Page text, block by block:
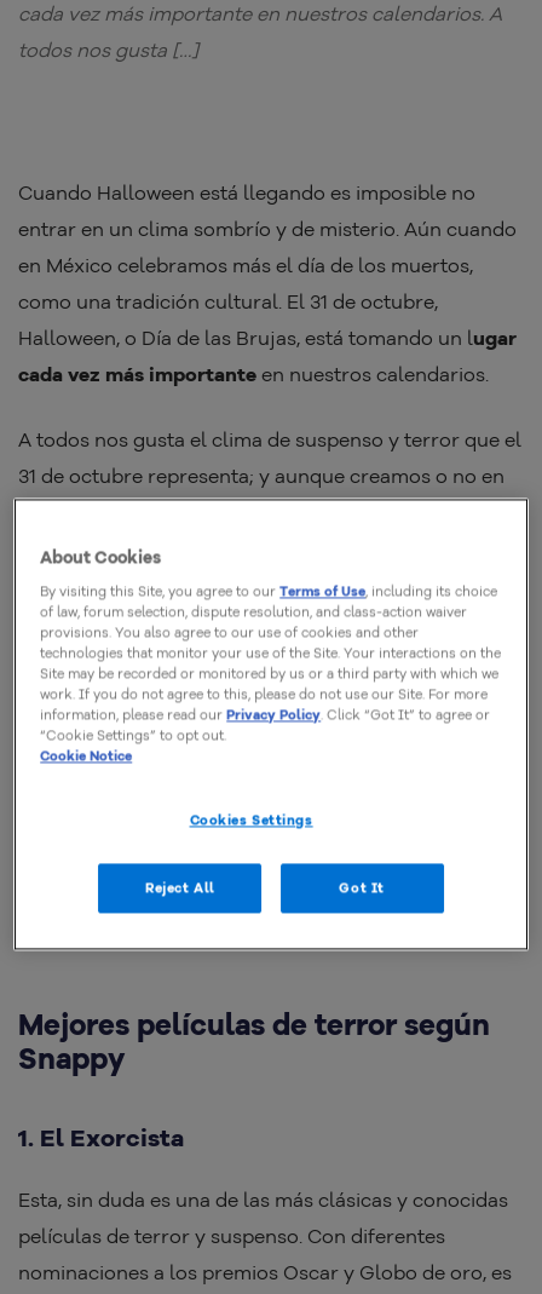
cada vez más importante en nuestros calendarios. A
todos nos gusta […]
Cuando Halloween está llegando es imposible no
entrar en un clima sombrío y de misterio. Aún cuando
en México celebramos más el día de los muertos,
como una tradición cultural. El 31 de octubre,
Halloween, o Día de las Brujas, está tomando un lugar
cada vez más importante en nuestros calendarios.
A todos nos gusta el clima de suspenso y terror que el
31 de octubre representa; y aunque creamos o no en
hacer nuestro día más divertido e interesante.
Si has llegado hasta aquí es porque, al igual que a mi,
el misterio, el terror y la idea de pensar que existen
historias embrujadas te encanta y no lo puedes evitar.
Ya sean fantasmas, demonios, zombies, o los misterios
más inimaginables de este mundo,
hechos reales ¿no es verdad?. Por eso preparé esta
lista con algunas de las mejores películas de terror
para que después del trabajo o los estudios disfrutes
Mejores películas de terror según
Snappy
1. El Exorcista
Esta, sin duda es una de las más clásicas y conocidas
películas de terror y suspenso. Con diferentes
nominaciones a los premios Oscar y Globo de oro, es
About Cookies
By visiting this Site, you agree to ourTerms of Use, including its choice
of law, forum selection, dispute resolution, and class-action waiver
provisions. You also agree to our use of cookies and other
technologies that monitor your use of the Site. Your interactions on the
Site may be recorded or monitored by us or a third party with which we
work. If you do not agree to this, please do not use our Site. For more
information, please read ourPrivacy Policy. Click “Got It” to agree or
“Cookie Settings” to opt out.
Cookie Notice
Cookies Settings
Reject All Got It